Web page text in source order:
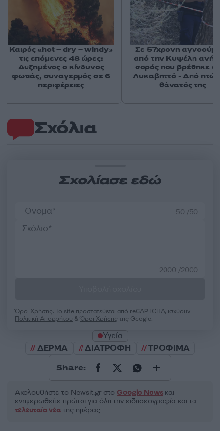
Σχόλια
Σχολίασε εδώ
50 /50
2000 /2000
Όροι Χρήσης. Το site προστατεύεται από reCAPTCHA, ισχύουν
Πολιτική Απορρήτου &Όροι Χρήσης της Google.
Υγεία
ΔΕΡΜΑ
ΔΙΑΤΡΟΦΗ ΤΡΟΦΙΜΑ
Share:
Ακολουθήστε το Νewsit.gr στο Google News και
ενημερωθείτε πρώτοι για όλη την ειδησεογραφία και τα
τελευταία νέα της ημέρας
Καιρός «hot – dry – windy»
τις επόμενες 48 ώρες:
Αυξημένος ο κίνδυνος
φωτιάς, συναγερμός σε 6
περιφέρειες
Σε 57χρονη
από την Κυψέλη
σορός που βρέθηκε
Λυκαβηττό - Από
θάνατός της